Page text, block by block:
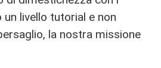
livello tutorial e non
la nostra missione